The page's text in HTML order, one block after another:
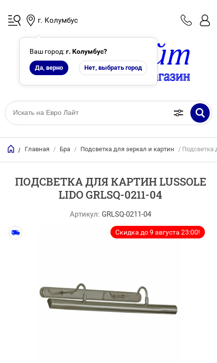
г. Колумбус
Ваш город:г. Колумбус?
Да, верно Нет, выбрать город
/ Главная / Бра / Подсветка для зеркал и картин / Подсветка
ПОДСВЕТКА ДЛЯ КАРТИН LUSSOLE
LIDO GRLSQ-0211-04
Артикул: GRLSQ-0211-04
Скидка до 9 августа 23:00!